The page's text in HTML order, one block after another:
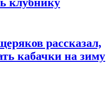
рассказал,
кабачки на зиму